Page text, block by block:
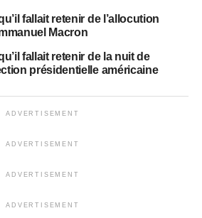
fallait retenir de l’allocution
Macron
fallait retenir de la nuit de
présidentielle américaine
ADVERTISEMENT
ADVERTISEMENT
ADVERTISEMENT
ADVERTISEMENT